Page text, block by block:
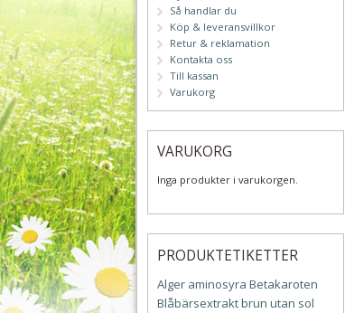
Så handlar du
Köp & leveransvillkor
Retur & reklamation
Kontakta oss
Till kassan
Varukorg
VARUKORG
Inga produkter i varukorgen.
PRODUKTETIKETTER
Alger aminosyra Betakaroten
Blåbärsextraktbrun utan sol